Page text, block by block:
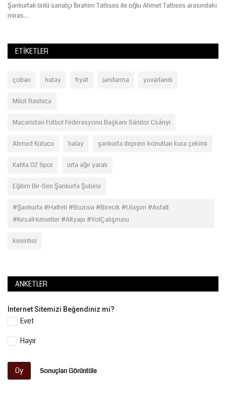
Şanlıurfalı ünlü sanatçı İbrahim Tatlıses ile oğlu Ahmet Tatlıses arasındaki
miras...
ETIKETLER
çoban hatay fiyat jandarma yuvarlandı
Milot Rashica
Macaristan Futbol Federasyonu Başkanı Sándor Csányi
Ahmed Kutucu halay şanlıurfa deprem konutları kura çekimi
Kahta 02 Spor urfa ağır yaralı
Eğitim Bir-Sen Şanlıurfa Şubesi
#Şanlıurfa #Halfeti #Bozova #Birecik #Ulaşım #Asfalt
#KırsalHizmetler #Altyapı #YolÇalışması
kesintisi
ANKETLER
İnternet Sitemizi Beğendiniz mi?
Evet
Hayır
Oy Sonuçları Görüntüle